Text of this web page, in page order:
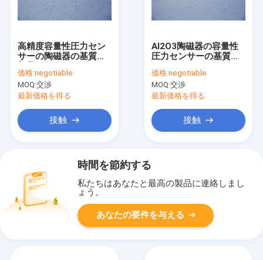
高精度容量性圧力セン
サーの陶磁器の基質の
価格:negotiable
MOQ:交渉
最新価格を得る
接触
Al2O3陶磁器の容量性
圧力センサーの基質
価格:negotiable
MOQ:交渉
最新価格を得る
接触
時間を節約する
私たちはあなたと最高の製品に連絡しまし
ょう。
あなたの要件を与える